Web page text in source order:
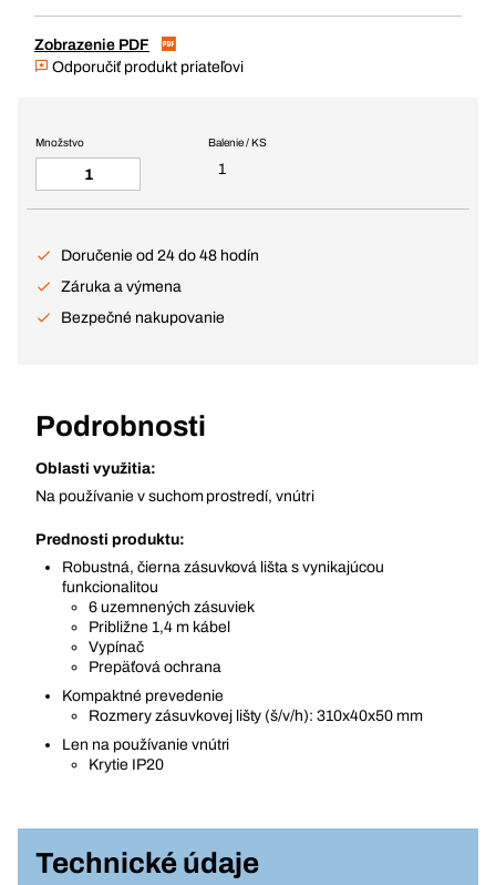
Zobrazenie PDF
Odporučiť produkt priateľovi
Balenie / KS
1
Množstvo
Doručenie od 24 do 48 hodín
Záruka a výmena
Bezpečné nakupovanie
Podrobnosti
Oblasti využitia:
Na používanie v suchom prostredí, vnútri
Prednosti produktu:
Robustná, čierna zásuvková lišta s vynikajúcou
funkcionalitou
6 uzemnených zásuviek
Približne 1,4 m kábel
Vypínač
Prepäťová ochrana
Kompaktné prevedenie
Rozmery zásuvkovej lišty (š/v/h): 310x40x50 mm
Len na používanie vnútri
Krytie IP20
Technické údaje